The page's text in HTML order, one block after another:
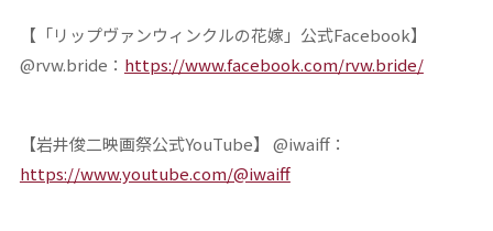
【「リップヴァンウィンクルの花嫁」公式Facebook】
@rvw.bride： https://www.facebook.com/rvw.bride/
【岩井俊二映画祭公式YouTube】 @iwaiff：
https://www.youtube.com/@iwaiff